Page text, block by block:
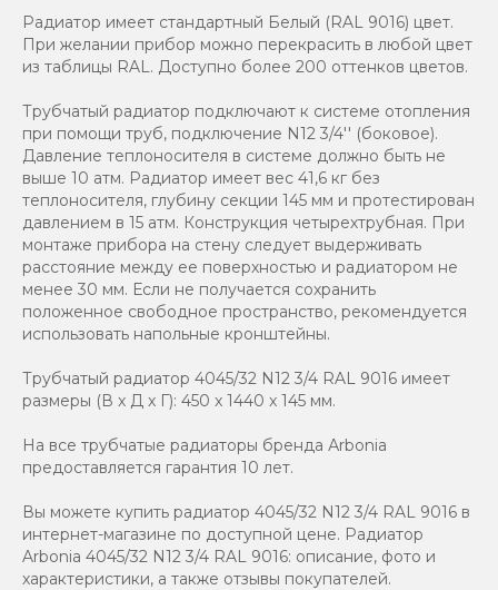
Радиатор имеет стандартный Белый (RAL 9016) цвет.
При желании прибор можно перекрасить в любой цвет
из таблицы RAL. Доступно более 200 оттенков цветов.
Трубчатый радиатор подключают к системе отопления
при помощи труб, подключение N12 3/4'' (боковое).
Давление теплоносителя в системе должно быть не
выше 10 атм. Радиатор имеет вес 41,6 кг без
теплоносителя, глубину секции 145 мм и протестирован
давлением в 15 атм. Конструкция четырехтрубная. При
монтаже прибора на стену следует выдерживать
расстояние между ее поверхностью и радиатором не
менее 30 мм. Если не получается сохранить
положенное свободное пространство, рекомендуется
использовать напольные кронштейны.
Трубчатый радиатор 4045/32 N12 3/4 RAL 9016 имеет
размеры (В x Д x Г): 450 x 1440 x 145 мм.
На все трубчатые радиаторы бренда Аrbonia
предоставляется гарантия 10 лет.
Вы можете купить радиатор 4045/32 N12 3/4 RAL 9016 в
интернет-магазине по доступной цене. Радиатор
Arbonia 4045/32 N12 3/4 RAL 9016: описание, фото и
характеристики, а также отзывы покупателей.